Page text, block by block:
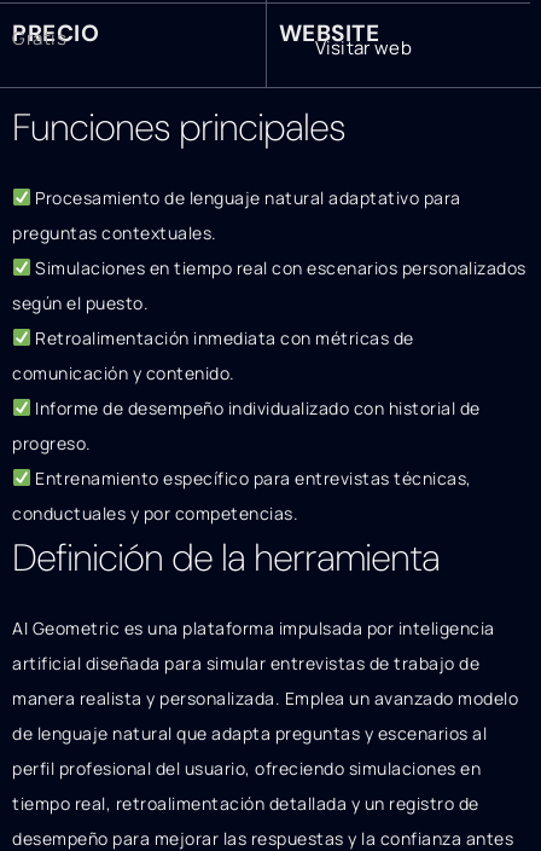
PRECIO
Gratis WEBSITE
Visitar web
Funciones principales
Procesamiento de lenguaje natural adaptativo para
preguntas contextuales.
Simulaciones en tiempo real con escenarios personalizados
según el puesto.
Retroalimentación inmediata con métricas de
comunicación y contenido.
Informe de desempeño individualizado con historial de
progreso.
Entrenamiento específico para entrevistas técnicas,
conductuales y por competencias.
Definición de la herramienta
AI Geometric es una plataforma impulsada por inteligencia
artificial diseñada para simular entrevistas de trabajo de
manera realista y personalizada. Emplea un avanzado modelo
de lenguaje natural que adapta preguntas y escenarios al
perfil profesional del usuario, ofreciendo simulaciones en
tiempo real, retroalimentación detallada y un registro de
desempeño para mejorar las respuestas y la confianza antes